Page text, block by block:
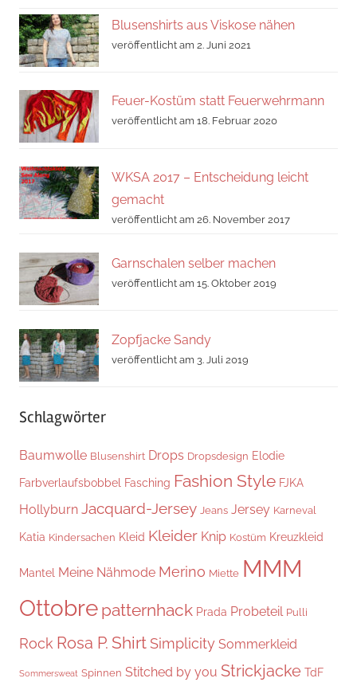
Blusenshirts aus Viskose nähen
veröffentlicht am 2. Juni 2021
Feuer-Kostüm statt Feuerwehrmann
veröffentlicht am 18. Februar 2020
WKSA 2017 – Entscheidung leicht
gemacht
veröffentlicht am 26. November 2017
Garnschalen selber machen
veröffentlicht am 15. Oktober 2019
Zopfjacke Sandy
veröffentlicht am 3. Juli 2019
Schlagwörter
Baumwolle Blusenshirt Drops Dropsdesign Elodie
Farbverlaufsbobbel Fasching Fashion Style FJKA
Hollyburn Jacquard-Jersey Jeans Jersey Karneval
Katia Kindersachen Kleid Kleider Knip Kostüm Kreuzkleid
Mantel Meine Nähmode Merino Miette MMM
Ottobre patternhack Prada Probeteil Pulli
Rock Rosa P. Shirt Simplicity Sommerkleid
Sommersweat Spinnen Stitched by you Strickjacke TdF